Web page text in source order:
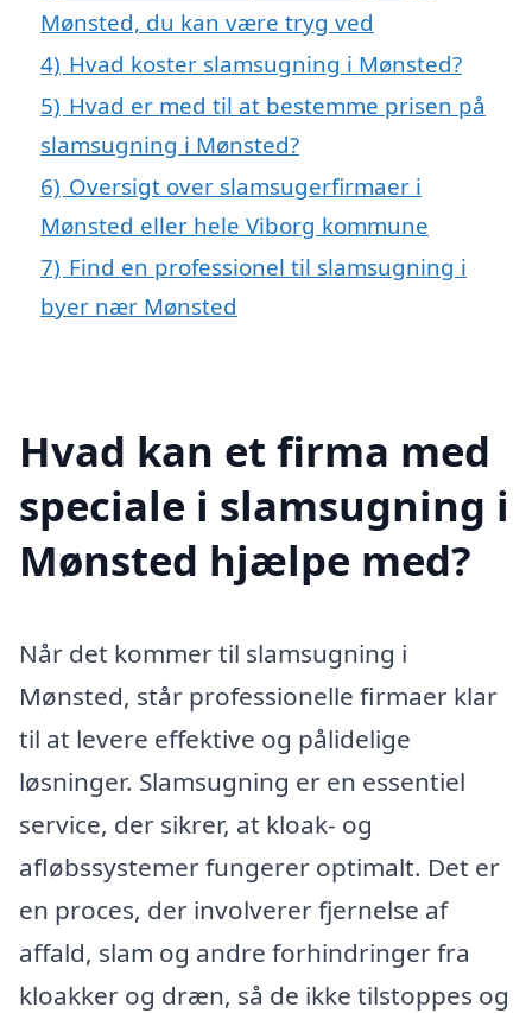
Mønsted, du kan være tryg ved
4) Hvad koster slamsugning i Mønsted?
5) Hvad er med til at bestemme prisen på
slamsugning i Mønsted?
6) Oversigt over slamsugerfirmaer i
Mønsted eller hele Viborg kommune
7) Find en professionel til slamsugning i
byer nær Mønsted
Hvad kan et firma med
speciale i slamsugning i
Mønsted hjælpe med?
Når det kommer til slamsugning i
Mønsted, står professionelle firmaer klar
til at levere effektive og pålidelige
løsninger. Slamsugning er en essentiel
service, der sikrer, at kloak- og
afløbssystemer fungerer optimalt. Det er
en proces, der involverer fjernelse af
affald, slam og andre forhindringer fra
kloakker og dræn, så de ikke tilstoppes og